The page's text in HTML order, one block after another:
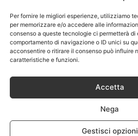
Per fornire le migliori esperienze, utilizziamo
per memorizzare e/o accedere alle
consenso a queste tecnologie ci permetterà di
comportamento di navigazione o ID unici su
acconsentire o ritirare il consenso può influire
caratteristiche e funzioni.
Accetta
Nega
Gestisci opzioni